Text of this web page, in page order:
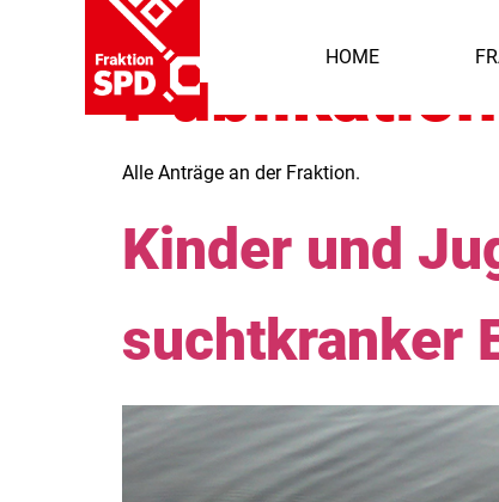
HOME
Alle Anträge an der Fraktion.
Kinder und
suchtkranker